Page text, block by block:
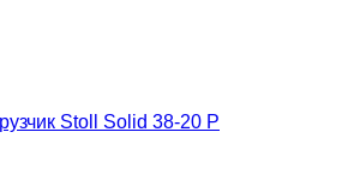
Stoll Solid 38-20 P